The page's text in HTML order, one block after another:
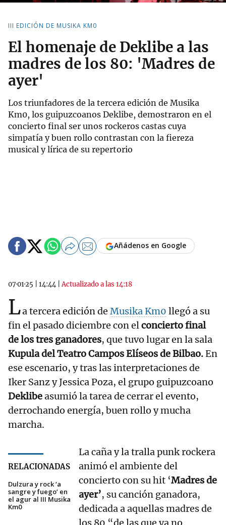
III EDICIÓN DE MUSIKA KM0
El homenaje de Deklibe a las
madres de los 80: 'Madres de
ayer'
Los triunfadores de la tercera edición de Musika
Km0, los guipuzcoanos Deklibe, demostraron en el
concierto final ser unos rockeros castas cuya
simpatía y buen rollo contrastan con la fiereza
musical y lírica de su repertorio
07·01·25 14:44 |Actualizado a las 14:18
Añádenos en Google
La tercera edición de Musika Km0 llegó a su
fin el pasado diciembre con elconcierto final
de los tres ganadores, que tuvo lugar en la sala
Kupula del Teatro Campos Elíseos de Bilbao.En
ese escenario, y tras las interpretaciones de
Iker Sanz y Jessica Poza, el grupo guipuzcoano
Deklibeasumió la tarea de cerrar el evento,
derrochando energía, buen rollo y mucha
marcha.
RELACIONADAS
Dulzura y rock ‘a
sangre y fuego’ en
el agur al III Musika
Km0
La caña y la tralla punk rockera
animó el ambiente del
concierto con su hit ‘Madres de
ayer’, su canción ganadora,
dedicada a aquellas madres de